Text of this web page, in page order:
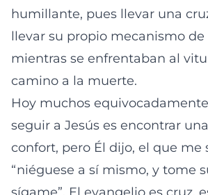
humillante, pues llevar una
llevar su propio mecanismo de
mientras se enfrentaban al
camino a la muerte.
Hoy muchos
seguir a Jesús es encontrar
confort, pero Él dijo, el que me
“niéguese a sí mismo, y tome